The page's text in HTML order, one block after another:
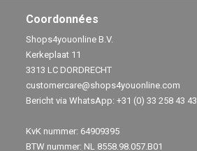
Coordonnées
Shops4youonline B.V.
Kerkeplaat 11
3313 LC DORDRECHT
customercare@shops4youonline.com
Bericht via WhatsApp: +31 (0) 33 258 43 43
KvK nummer: 64909395
BTW nummer: NL 8558.98.057.B01